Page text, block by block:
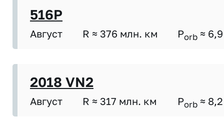
516P
Август R ≈ 376 млн. км Porb ≈ 6,9
2018 VN2
Август R ≈ 317 млн. км Porb ≈ 8,2